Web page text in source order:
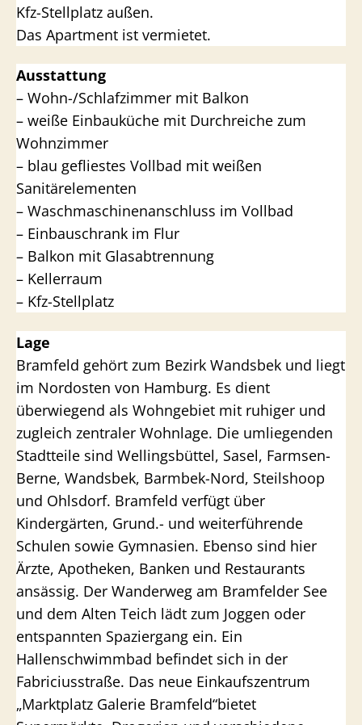
Kfz-Stellplatz außen.
Das Apartment ist vermietet.
Ausstattung
– Wohn-/Schlafzimmer mit Balkon
– weiße Einbauküche mit Durchreiche zum
Wohnzimmer
– blau gefliestes Vollbad mit weißen
Sanitärelementen
– Waschmaschinenanschluss im Vollbad
– Einbauschrank im Flur
– Balkon mit Glasabtrennung
– Kellerraum
– Kfz-Stellplatz
Lage
Bramfeld gehört zum Bezirk Wandsbek und liegt
im Nordosten von Hamburg. Es dient
überwiegend als Wohngebiet mit ruhiger und
zugleich zentraler Wohnlage. Die umliegenden
Stadtteile sind Wellingsbüttel, Sasel, Farmsen-
Berne, Wandsbek, Barmbek-Nord, Steilshoop
und Ohlsdorf. Bramfeld verfügt über
Kindergärten, Grund.- und weiterführende
Schulen sowie Gymnasien. Ebenso sind hier
Ärzte, Apotheken, Banken und Restaurants
ansässig. Der Wanderweg am Bramfelder See
und dem Alten Teich lädt zum Joggen oder
entspannten Spaziergang ein. Ein
Hallenschwimmbad befindet sich in der
Fabriciusstraße. Das neue Einkaufszentrum
„Marktplatz Galerie Bramfeld“bietet